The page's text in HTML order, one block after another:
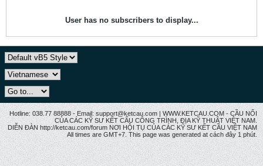
User has no subscribers to display...
Hotline: 038.77 88888 - Email: support@ketcau.com | WWW.KETCAU.COM - CẦU NỐI
CỦA CÁC KỸ SƯ KẾT CẤU CÔNG TRÌNH, ĐỊA KỸ THUẬT VIỆT NAM.
DIỄN ĐÀN http://ketcau.com/forum NƠI HỘI TỤ CỦA CÁC KỸ SƯ KẾT CÂU VIỆT NAM
All times are GMT+7. This page was generated at cách đây 1 phút.